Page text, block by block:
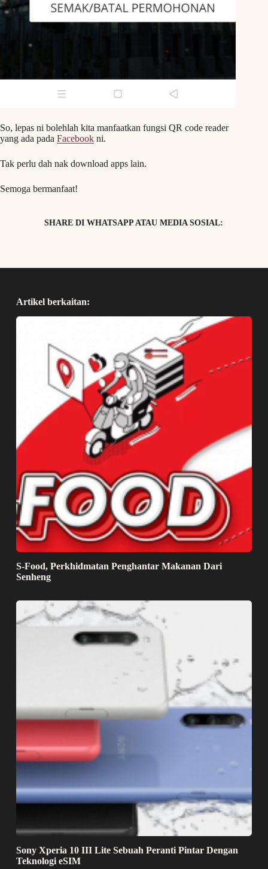
So, lepas ni bolehlah kita manfaatkan fungsi QR code reader
yang ada pada Facebook ni.
Tak perlu dah nak download apps lain.
Semoga bermanfaat!
SHARE DI WHATSAPP ATAU MEDIA SOSIAL:
Artikel berkaitan:
S-Food, Perkhidmatan Penghantar Makanan Dari
Senheng
Sony Xperia 10 III Lite Sebuah Peranti Pintar Dengan
Teknologi eSIM